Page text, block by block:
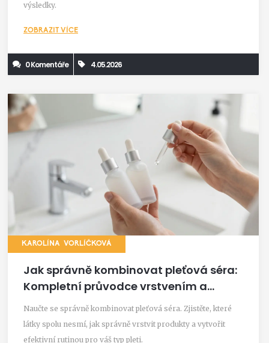
výsledky.
ZOBRAZIT VÍCE
0 Komentáře 4.05.2026
KAROLÍNA VORLÍČKOVÁ
Jak správně kombinovat pleťová séra:
Kompletní průvodce vrstvením a
aktivními látkami
Naučte se správně kombinovat pleťová séra. Zjistěte, které
látky spolu nesmí, jak správně vrstvit produkty a vytvořit
efektivní rutinou pro váš typ pleti.